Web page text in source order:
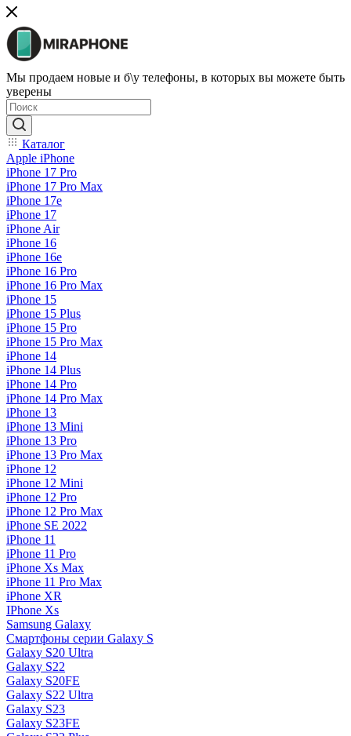
Мы продаем новые и б\у телефоны, в которых вы можете быть
уверены
Каталог
Apple iPhone
iPhone 17 Pro
iPhone 17 Pro Max
iPhone 17e
iPhone 17
iPhone Air
iPhone 16
iPhone 16e
iPhone 16 Pro
iPhone 16 Pro Max
iPhone 15
iPhone 15 Plus
iPhone 15 Pro
iPhone 15 Pro Max
iPhone 14
iPhone 14 Plus
iPhone 14 Pro
iPhone 14 Pro Max
iPhone 13
iPhone 13 Mini
iPhone 13 Pro
iPhone 13 Pro Max
iPhone 12
iPhone 12 Mini
iPhone 12 Pro
iPhone 12 Pro Max
iPhone SE 2022
iPhone 11
iPhone 11 Pro
iPhone Xs Max
iPhone 11 Pro Max
iPhone XR
IPhone Xs
Samsung Galaxy
Смартфоны серии Galaxy S
Galaxy S20 Ultra
Galaxy S22
Galaxy S20FE
Galaxy S22 Ultra
Galaxy S23
Galaxy S23FE